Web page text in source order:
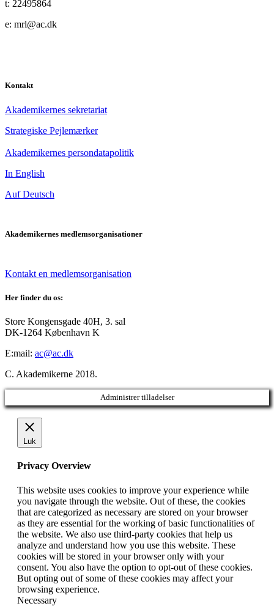
t: 22495864
e: mrl@ac.dk
Kontakt
Akademikernes sekretariat
Strategiske Pejlemærker
Akademikernes persondatapolitik
In English
Auf Deutsch
Akademikernes medlemsorganisationer
Kontakt en medlemsorganisation
Her finder du os:
Store Kongensgade 40H, 3. sal
DK-1264 København K
E:mail: ac@ac.dk
C. Akademikerne 2018.
Administrer tilladelser
Luk
Privacy Overview
This website uses cookies to improve your experience while
you navigate through the website. Out of these, the cookies
that are categorized as necessary are stored on your browser
as they are essential for the working of basic functionalities of
the website. We also use third-party cookies that help us
analyze and understand how you use this website. These
cookies will be stored in your browser only with your
consent. You also have the option to opt-out of these cookies.
But opting out of some of these cookies may affect your
browsing experience.
Necessary